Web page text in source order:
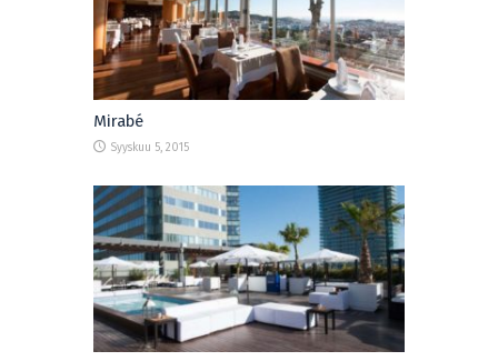
Mirabé
Syyskuu 5, 2015